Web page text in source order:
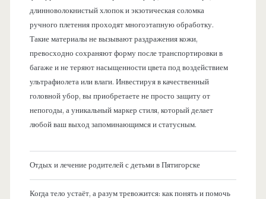
длинноволокнистый хлопок и экзотическая соломка
ручного плетения проходят многоэтапную обработку.
Такие материалы не вызывают раздражения кожи,
превосходно сохраняют форму после транспортировки в
багаже и не теряют насыщенности цвета под воздействием
ультрафиолета или влаги. Инвестируя в качественный
головной убор, вы приобретаете не просто защиту от
непогоды, а уникальный маркер стиля, который делает
любой ваш выход запоминающимся и статусным.
Отдых и лечение родителей с детьми в Пятигорске
Когда тело устаёт, а разум тревожится: как понять и помочь